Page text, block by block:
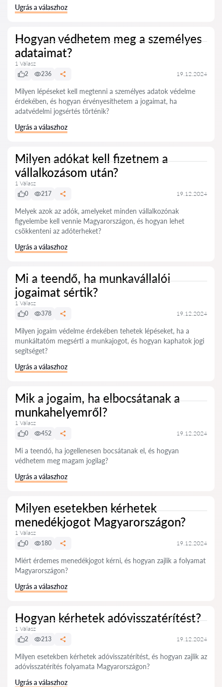
Ugrás a válaszhoz
Hogyan védhetem meg a személyes
adataimat?
1 Válasz
2
236 19.12.2024
Milyen lépéseket kell megtenni a személyes adatok védelme
érdekében, és hogyan érvényesíthetem a jogaimat, ha
adatvédelmi jogsértés történik?
Ugrás a válaszhoz
Milyen adókat kell fizetnem a
vállalkozásom után?
1 Válasz
0
217 19.12.2024
Melyek azok az adók, amelyeket minden vállalkozónak
figyelembe kell vennie Magyarországon, és hogyan lehet
csökkenteni az adóterheket?
Ugrás a válaszhoz
Mi a teendő, ha munkavállalói
jogaimat sértik?
1 Válasz
0
378 19.12.2024
Milyen jogaim védelme érdekében tehetek lépéseket, ha a
munkáltatóm megsérti a munkajogot, és hogyan kaphatok jogi
segítséget?
Ugrás a válaszhoz
Mik a jogaim, ha elbocsátanak a
munkahelyemről?
1 Válasz
0
452 19.12.2024
Mi a teendő, ha jogellenesen bocsátanak el, és hogyan
védhetem meg magam jogilag?
Ugrás a válaszhoz
Milyen esetekben kérhetek
menedékjogot Magyarországon?
1 Válasz
0
180 19.12.2024
Miért érdemes menedékjogot kérni, és hogyan zajlik a folyamat
Magyarországon?
Ugrás a válaszhoz
Hogyan kérhetek adóvisszatérítést?
1 Válasz
2
213 19.12.2024
Milyen esetekben kérhetek adóvisszatérítést, és hogyan zajlik az
adóvisszatérítés folyamata Magyarországon?
Ugrás a válaszhoz